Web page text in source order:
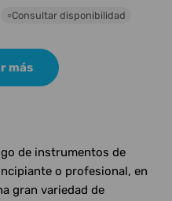
habitual
○Consultar disponibilidad
más
de instrumentos de
o profesional, en
gran variedad de